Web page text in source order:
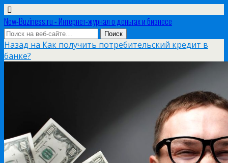
New-Buziness.ru - Интернет-журнал о деньгах и бизнесе
Назад на Как получить потребительский кредит в
банке?